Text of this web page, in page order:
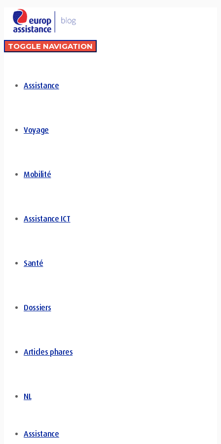
TOGGLE NAVIGATION
Assistance
Voyage
Mobilité
Assistance ICT
Santé
Dossiers
Articles phares
NL
Assistance